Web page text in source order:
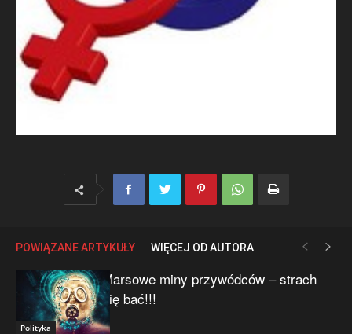
POWIĄZANE ARTYKUŁY WIĘCEJ OD AUTORA
Polityka
Marsowe miny przywódców – strach
się bać!!!